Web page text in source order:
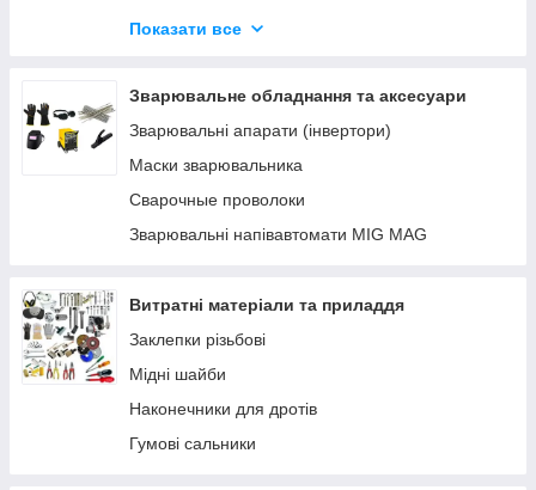
Паливороздавальні комплекти
Устаткування AdBlue
Заправні пістолети
Лічильники та витратоміри для палива
Фільтри очищення палива
Паливні шланги
Ручні насоси
Показати все
Зварювальне обладнання та аксесуари
Зварювальні апарати (інвертори)
Маски зварювальника
Сварочные проволоки
Зварювальні напівавтомати MIG MAG
Витратні матеріали та приладдя
Заклепки різьбові
Мідні шайби
Наконечники для дротів
Гумові сальники